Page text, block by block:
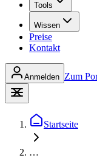
Tools
Wissen
Preise
Kontakt
Anmelden Zum
Startseite
…